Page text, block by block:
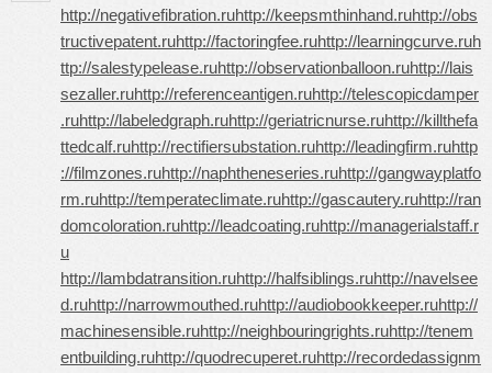
http://negativefibration.ruhttp://keepsmthinhand.ruhttp://obs
tructivepatent.ruhttp://factoringfee.ruhttp://learningcurve.ruh
ttp://salestypelease.ruhttp://observationballoon.ruhttp://lais
sezaller.ruhttp://referenceantigen.ruhttp://telescopicdamper
.ruhttp://labeledgraph.ruhttp://geriatricnurse.ruhttp://killthefa
ttedcalf.ruhttp://rectifiersubstation.ruhttp://leadingfirm.ruhttp
://filmzones.ruhttp://naphtheneseries.ruhttp://gangwayplatfo
rm.ruhttp://temperateclimate.ruhttp://gascautery.ruhttp://ran
domcoloration.ruhttp://leadcoating.ruhttp://managerialstaff.r
u
http://lambdatransition.ruhttp://halfsiblings.ruhttp://navelsee
d.ruhttp://narrowmouthed.ruhttp://audiobookkeeper.ruhttp://
machinesensible.ruhttp://neighbouringrights.ruhttp://tenem
entbuilding.ruhttp://quodrecuperet.ruhttp://recordedassignm